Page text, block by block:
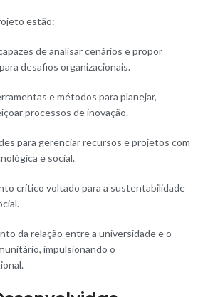
estão:
de analisar cenários e propor
desafios organizacionais.
e métodos para planejar,
processos de inovação.
para gerenciar recursos e projetos com
e social.
crítico voltado para a sustentabilidade
da relação entre a universidade e o
impulsionando o